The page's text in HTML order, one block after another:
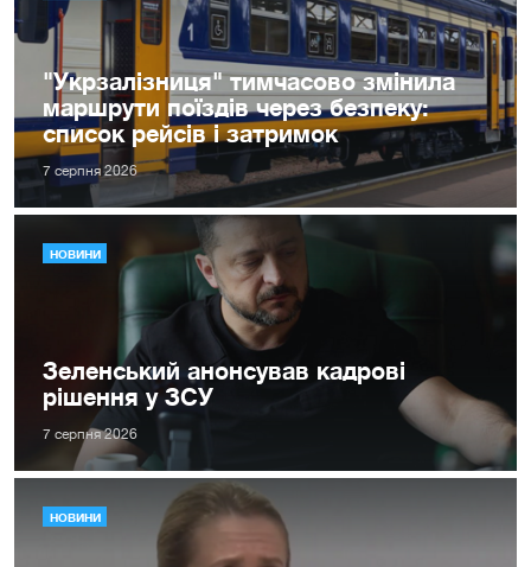
"Укрзалізниця" тимчасово змінила
маршрути поїздів через безпеку:
список рейсів і затримок
7 серпня 2026
НОВИНИ
Зеленський анонсував кадрові
рішення у ЗСУ
7 серпня 2026
НОВИНИ